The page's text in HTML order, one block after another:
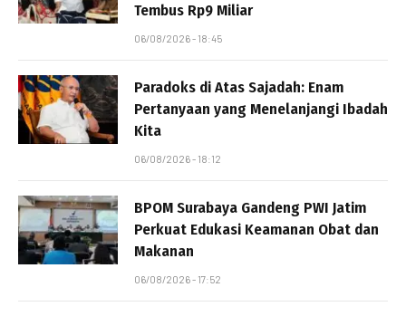
Tembus Rp9 Miliar
06/08/2026 - 18:45
Paradoks di Atas Sajadah: Enam
Pertanyaan yang Menelanjangi Ibadah
Kita
06/08/2026 - 18:12
BPOM Surabaya Gandeng PWI Jatim
Perkuat Edukasi Keamanan Obat dan
Makanan
06/08/2026 - 17:52